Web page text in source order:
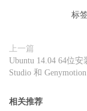
标
上一篇
Ubuntu 14.04 64位安
Studio 和 Genymotion
相关推荐